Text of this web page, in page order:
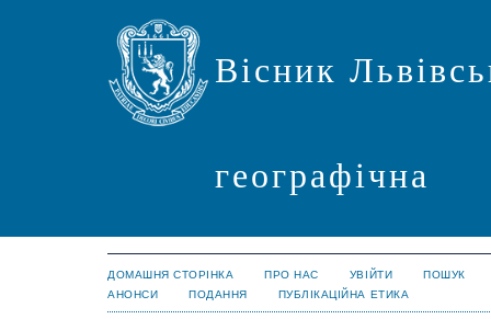
Вісник
географічна
ДОМАШНЯ СТОРІНКА ПРО НАС УВІЙТИ
ПОШУК
АНОНСИ
ПОДАННЯ ПУБЛІКАЦІЙНА ЕТИКА